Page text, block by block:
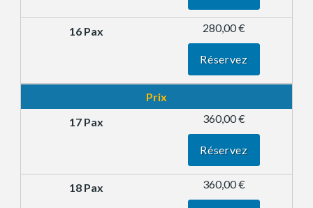
280,00 €
Réservez
Prix
360,00 €
Réservez
360,00 €